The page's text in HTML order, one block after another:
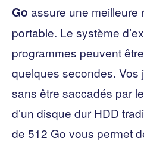
Go assure une meilleure
portable. Le système
programmes peuvent
quelques secondes. Vos
sans être saccadés par
d’un disque dur HDD
de 512 Go vous permet